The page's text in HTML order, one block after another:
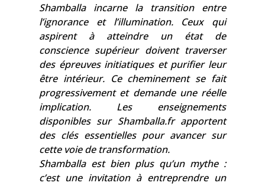
Shamballa incarne la transition entre
l’ignorance et l’illumination. Ceux qui
aspirent à atteindre un état de
conscience supérieur doivent traverser
des épreuves initiatiques et purifier leur
être intérieur. Ce cheminement se fait
progressivement et demande une réelle
implication. Les enseignements
disponibles sur Shamballa.fr apportent
des clés essentielles pour avancer sur
cette voie de transformation.
Shamballa est bien plus qu’un mythe :
c’est une invitation à entreprendre un